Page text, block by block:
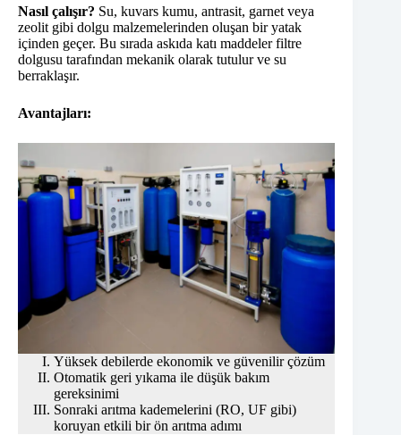
Nasıl çalışır? Su, kuvars kumu, antrasit, garnet veya
zeolit gibi dolgu malzemelerinden oluşan bir yatak
içinden geçer. Bu sırada askıda katı maddeler filtre
dolgusu tarafından mekanik olarak tutulur ve su
berraklaşır.
Avantajları:
Yüksek debilerde ekonomik ve güvenilir çözüm
Otomatik geri yıkama ile düşük bakım
gereksinimi
Sonraki arıtma kademelerini (RO, UF gibi)
koruyan etkili bir ön arıtma adımı